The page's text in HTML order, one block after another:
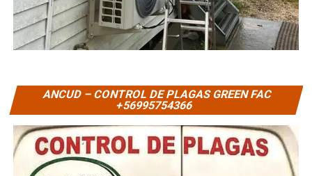
ANCUD – CONTROL DE PLAGAS GREEN FAC
+56995754366